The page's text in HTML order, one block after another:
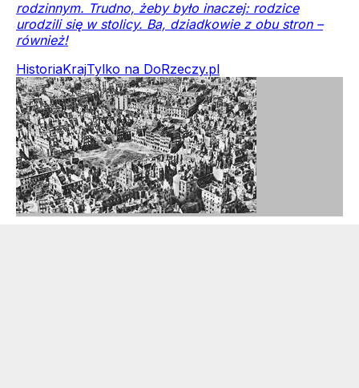
rodzinnym. Trudno, żeby było inaczej: rodzice
urodzili się w stolicy. Ba, dziadkowie z obu stron –
również!
HistoriaKrajTylko na DoRzeczy.pl